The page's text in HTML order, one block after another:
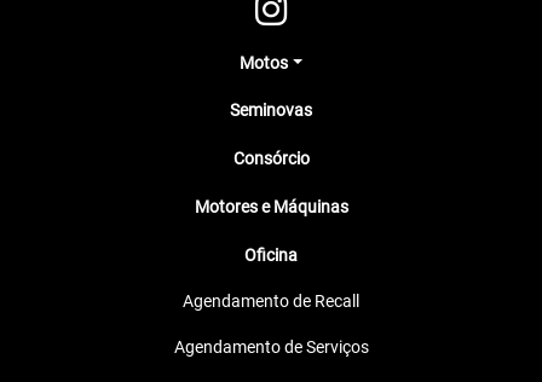
Motos
Seminovas
Consórcio
Motores e Máquinas
Oficina
Agendamento de Recall
Agendamento de Serviços